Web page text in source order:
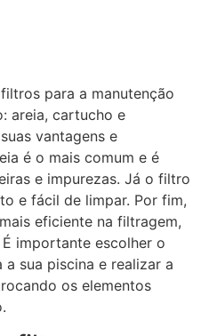
para a manutenção
areia, cartucho e
vantagens e
é o mais comum e é
e impurezas. Já o filtro
e fácil de limpar. Por fim,
eficiente na filtragem,
importante escolher o
sua piscina e realizar a
os elementos